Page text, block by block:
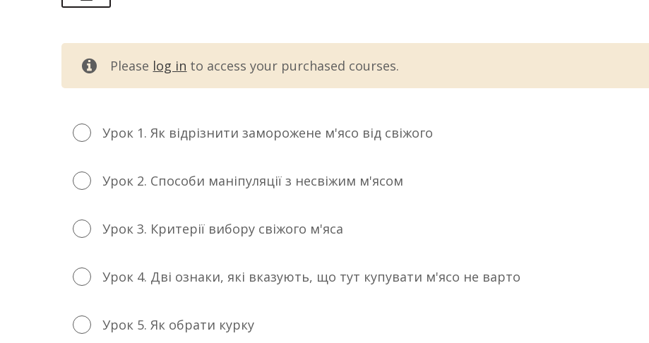
Please log in to access your purchased courses.
Урок 1. Як відрізнити заморожене м'ясо від свіжого
Урок 2. Способи маніпуляції з несвіжим м'ясом
Урок 3. Критерії вибору свіжого м'яса
Урок 4. Дві ознаки, які вказують, що тут купувати м'ясо не варто
Урок 5. Як обрати курку